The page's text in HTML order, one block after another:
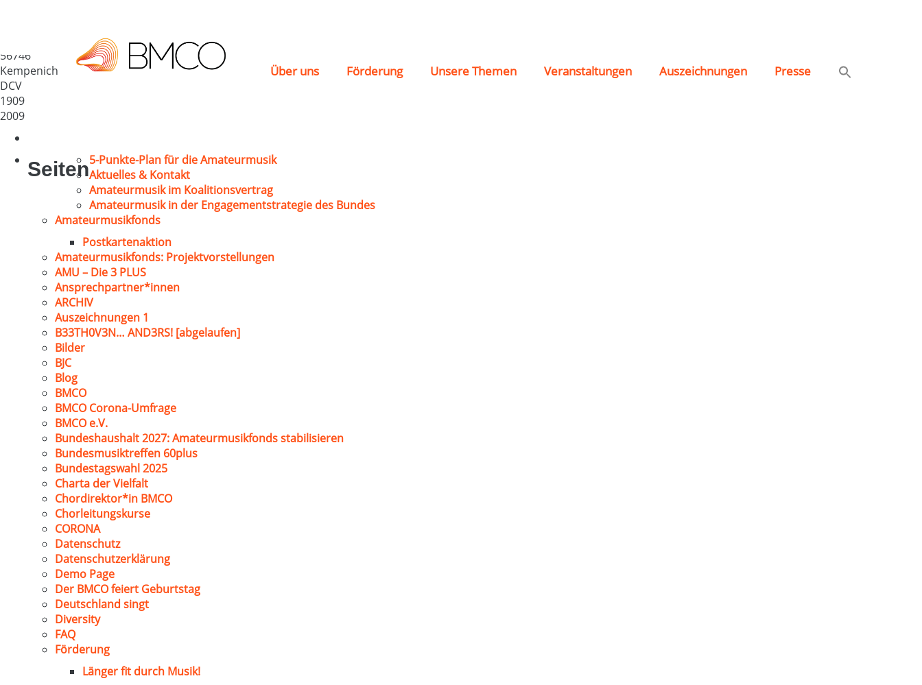
Über uns Förderung Unsere Themen Veranstaltungen Auszeichnungen Presse
56746
Kempenich
DCV
1909
2009
Seiten5-Punkte-Plan für die Amateurmusik
Aktuelles & Kontakt
Amateurmusik im Koalitionsvertrag
Amateurmusik in der Engagementstrategie des Bundes
Amateurmusikfonds
Postkartenaktion
Amateurmusikfonds: Projektvorstellungen
AMU – Die 3 PLUS
Ansprechpartner*innen
ARCHIV
Auszeichnungen 1
B33TH0V3N… AND3RS! [abgelaufen]
Bilder
BJC
Blog
BMCO
BMCO Corona-Umfrage
BMCO e.V.
Bundeshaushalt 2027: Amateurmusikfonds stabilisieren
Bundesmusiktreffen 60plus
Bundestagswahl 2025
Charta der Vielfalt
Chordirektor*in BMCO
Chorleitungskurse
CORONA
Datenschutz
Datenschutzerklärung
Demo Page
Der BMCO feiert Geburtstag
Deutschland singt
Diversity
FAQ
Förderung
Länger fit durch Musik!